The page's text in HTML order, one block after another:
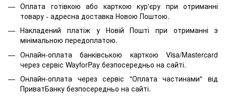
Оплата готівкою або карткою кур'єру при отриманні
товару - адресна доставка Новою Поштою.
Накладений платіж у Новій Пошті при отриманні з
мінімальною передоплатою.
Онлайн-оплата банківською карткою Visa/Mastercard
через сервіс WayforPay безпосередньо на сайті.
Онлайн-оплата через сервіс "Оплата частинами" від
ПриватБанку безпосередньо на сайті.